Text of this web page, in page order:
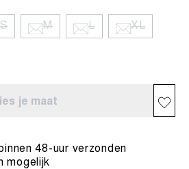
S M L XL
je maat
48-uur verzonden
mogelijk